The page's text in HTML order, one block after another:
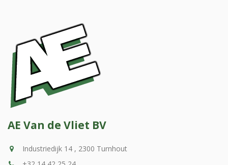
AE Van de Vliet BV
Industriedijk 14 , 2300 Turnhout